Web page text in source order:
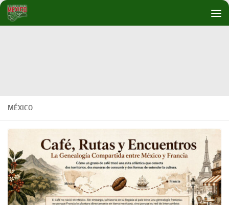
Debajo del contenido
MÉXICO